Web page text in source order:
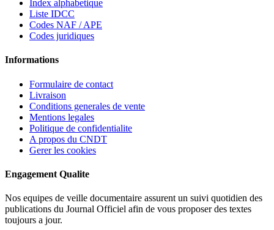
Index alphabetique
Liste IDCC
Codes NAF / APE
Codes juridiques
Informations
Formulaire de contact
Livraison
Conditions generales de vente
Mentions legales
Politique de confidentialite
A propos du CNDT
Gerer les cookies
Engagement Qualite
Nos equipes de veille documentaire assurent un suivi quotidien des
publications du Journal Officiel afin de vous proposer des textes
toujours a jour.